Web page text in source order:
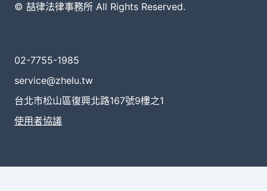
© 喆律法律事務所 All Rights Reserved.
02-7755-1985
service@zhelu.tw
台北市松山區復興北路167號9樓之1
使用者協議